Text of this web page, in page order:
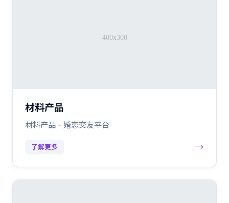
材料产品
材料产品 - 婚恋交友平台
了解更多 →